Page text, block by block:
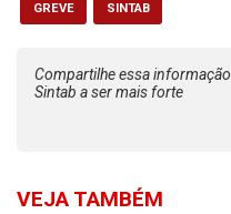
GREVE SINTAB
Compartilhe essa
Sintab a ser mais forte
VEJA TAMBÉM